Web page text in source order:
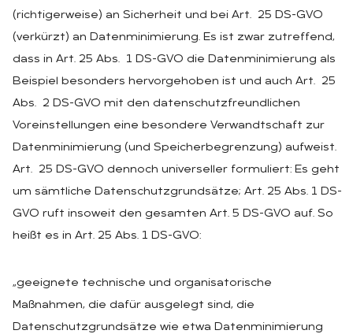
(richtigerweise) an Sicherheit und bei Art. 25 DS-GVO
(verkürzt) an Datenminimierung. Es ist zwar zutreffend,
dass in Art. 25 Abs. 1 DS-GVO die Datenminimierung als
Beispiel besonders hervorgehoben ist und auch Art. 25
Abs. 2 DS-GVO mit den datenschutzfreundlichen
Voreinstellungen eine besondere Verwandtschaft zur
Datenminimierung (und Speicherbegrenzung) aufweist.
Art. 25 DS-GVO dennoch universeller formuliert: Es geht
um sämtliche Datenschutzgrundsätze; Art. 25 Abs. 1 DS-
GVO ruft insoweit den gesamten Art. 5 DS-GVO auf. So
heißt es in Art. 25 Abs. 1 DS-GVO:
„geeignete technische und organisatorische
Maßnahmen, die dafür ausgelegt sind, die
Datenschutzgrundsätze wie etwa Datenminimierung